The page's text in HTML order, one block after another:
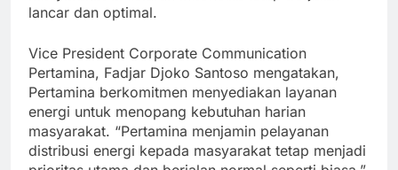
lancar dan optimal.
Vice President Corporate Communication
Pertamina, Fadjar Djoko Santoso mengatakan,
Pertamina berkomitmen menyediakan layanan
energi untuk menopang kebutuhan harian
masyarakat. “Pertamina menjamin pelayanan
distribusi energi kepada masyarakat tetap menjadi